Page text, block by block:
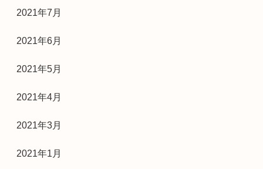
2021年7月
2021年6月
2021年5月
2021年4月
2021年3月
2021年1月